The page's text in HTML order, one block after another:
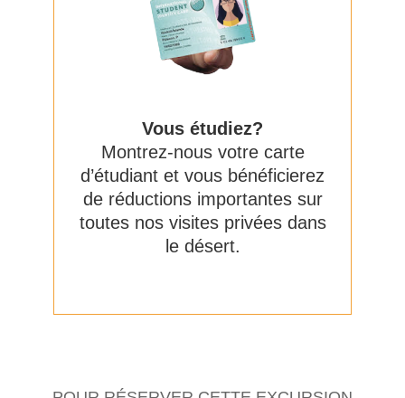
Vous étudiez?
Montrez-nous votre carte
d’étudiant et vous bénéficierez
de réductions importantes sur
toutes nos visites privées dans
le désert.